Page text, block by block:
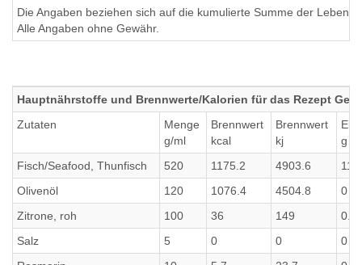
Die Angaben beziehen sich auf die kumulierte Summe der
Alle Angaben ohne Gewähr.
Hauptnährstoffe und Brennwerte/Kalorien für das Rezept
Zutaten
Menge
g/ml
Brennwert
kcal
Brennwert
kj
g
Fisch/Seafood, Thunfisch
520 1175.2 4903.6
Olivenöl
120 1076.4 4504.8
0
Zitrone, roh
100 36 149
0.7
Salz
5 0 0
0